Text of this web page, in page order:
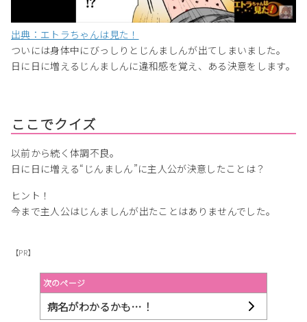
出典：エトラちゃんは見た！
ついには身体中にびっしりとじんましんが出てしまいました。
日に日に増えるじんましんに違和感を覚え、ある決意をします。
ここでクイズ
以前から続く体調不良。
日に日に増える“じんましん”に主人公が決意したことは？
ヒント！
今まで主人公はじんましんが出たことはありませんでした。
【PR】
次のページ
病名がわかるかも…！